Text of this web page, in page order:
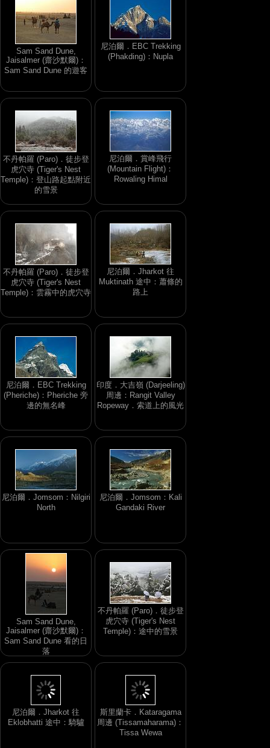
Sam Sand Dune,
Jaisalmer (齋沙默爾)：
Sam Sand Dune 的遊客
尼泊爾．EBC Trekking
(Phakding)：Nupla
不丹帕羅 (Paro)．徒步登
虎穴寺 (Tiger's Nest
Temple)：登山路起點附近
的雪景
尼泊爾．賞峰飛行
(Mountain Flight)：
Rowaling Himal
不丹帕羅 (Paro)．徒步登
虎穴寺 (Tiger's Nest
Temple)：雲霧中的虎穴寺
尼泊爾．Jharkot 往
Muktinath 途中：蕭條的
路上
尼泊爾．EBC Trekking
(Pheriche)：Pheriche 旁
邊的無名峰
印度．大吉嶺 (Darjeeling)
周邊：Rangit Valley
Ropeway．索道上的風光
尼泊爾．Jomsom：Nilgiri
North
尼泊爾．Jomsom：Kali
Gandaki River
Sam Sand Dune,
Jaisalmer (齋沙默爾)：
Sam Sand Dune 看的日
落
不丹帕羅 (Paro)．徒步登
虎穴寺 (Tiger's Nest
Temple)：途中的雪景
尼泊爾．Jharkot 往
斯里蘭卡．Kataragama
周邊 (Tissamaharama)：